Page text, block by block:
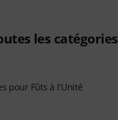
les catégories
pour Fûts à l'Unité